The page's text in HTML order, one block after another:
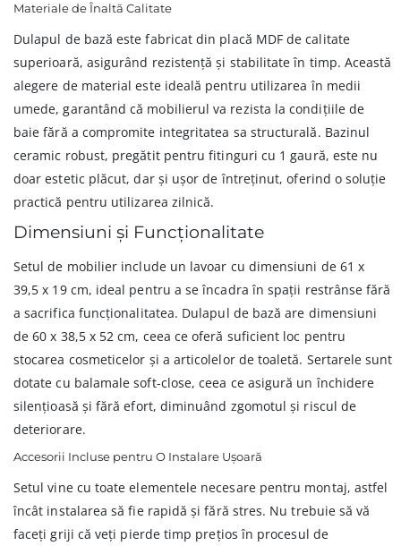
Materiale de Înaltă Calitate
Dulapul de bază este fabricat din placă MDF de calitate
superioară, asigurând rezistență și stabilitate în timp. Această
alegere de material este ideală pentru utilizarea în medii
umede, garantând că mobilierul va rezista la condițiile de
baie fără a compromite integritatea sa structurală. Bazinul
ceramic robust, pregătit pentru fitinguri cu 1 gaură, este nu
doar estetic plăcut, dar și ușor de întreținut, oferind o soluție
practică pentru utilizarea zilnică.
Dimensiuni și Funcționalitate
Setul de mobilier include un lavoar cu dimensiuni de 61 x
39,5 x 19 cm, ideal pentru a se încadra în spații restrânse fără
a sacrifica funcționalitatea. Dulapul de bază are dimensiuni
de 60 x 38,5 x 52 cm, ceea ce oferă suficient loc pentru
stocarea cosmeticelor și a articolelor de toaletă. Sertarele sunt
dotate cu balamale soft-close, ceea ce asigură un închidere
silențioasă și fără efort, diminuând zgomotul și riscul de
deteriorare.
Accesorii Incluse pentru O Instalare Ușoară
Setul vine cu toate elementele necesare pentru montaj, astfel
încât instalarea să fie rapidă și fără stres. Nu trebuie să vă
faceți griji că veți pierde timp prețios în procesul de